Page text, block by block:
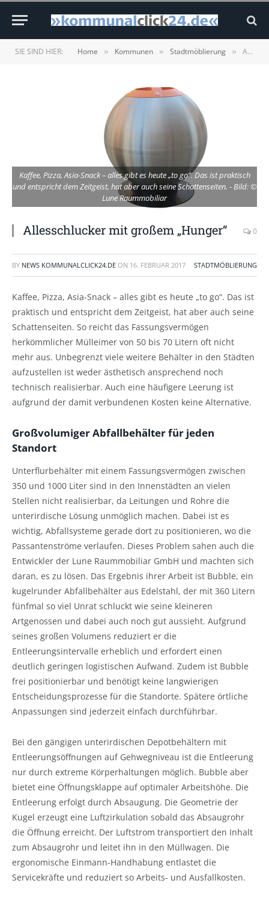
SIE SIND HIER: Home » Kommunen » Stadtmöblierung » Allesschlucker mit großem „Hunger“
Kaffee, Pizza, Asia-Snack – alles gibt es heute „to go“. Das ist praktisch
und entspricht dem Zeitgeist, hat aber auch seine Schattenseiten. - Bild: ©
Lune Raummobiliar
Allesschlucker mit großem „Hunger“ 0
BY NEWS KOMMUNALCLICK24.DE ON 16. FEBRUAR 2017 STADTMÖBLIERUNG
Kaffee, Pizza, Asia-Snack – alles gibt es heute „to go“. Das ist
praktisch und entspricht dem Zeitgeist, hat aber auch seine
Schattenseiten. So reicht das Fassungsvermögen
herkömmlicher Mülleimer von 50 bis 70 Litern oft nicht
mehr aus. Unbegrenzt viele weitere Behälter in den Städten
aufzustellen ist weder ästhetisch ansprechend noch
technisch realisierbar. Auch eine häufigere Leerung ist
aufgrund der damit verbundenen Kosten keine Alternative.
Großvolumiger Abfallbehälter für jeden
Standort
Unterflurbehälter mit einem Fassungsvermögen zwischen
350 und 1000 Liter sind in den Innenstädten an vielen
Stellen nicht realisierbar, da Leitungen und Rohre die
unterirdische Lösung unmöglich machen. Dabei ist es
wichtig, Abfallsysteme gerade dort zu positionieren, wo die
Passantenströme verlaufen. Dieses Problem sahen auch die
Entwickler der Lune Raummobiliar GmbH und machten sich
daran, es zu lösen. Das Ergebnis ihrer Arbeit ist Bubble, ein
kugelrunder Abfallbehälter aus Edelstahl, der mit 360 Litern
fünfmal so viel Unrat schluckt wie seine kleineren
Artgenossen und dabei auch noch gut aussieht. Aufgrund
seines großen Volumens reduziert er die
Entleerungsintervalle erheblich und erfordert einen
deutlich geringen logistischen Aufwand. Zudem ist Bubble
frei positionierbar und benötigt keine langwierigen
Entscheidungsprozesse für die Standorte. Spätere örtliche
Anpassungen sind jederzeit einfach durchführbar.
Bei den gängigen unterirdischen Depotbehältern mit
Entleerungsöffnungen auf Gehwegniveau ist die Entleerung
nur durch extreme Körperhaltungen möglich. Bubble aber
bietet eine Öffnungsklappe auf optimaler Arbeitshöhe. Die
Entleerung erfolgt durch Absaugung. Die Geometrie der
Kugel erzeugt eine Luftzirkulation sobald das Absaugrohr
die Öffnung erreicht. Der Luftstrom transportiert den Inhalt
zum Absaugrohr und leitet ihn in den Müllwagen. Die
ergonomische Einmann-Handhabung entlastet die
Servicekräfte und reduziert so Arbeits- und Ausfallkosten.